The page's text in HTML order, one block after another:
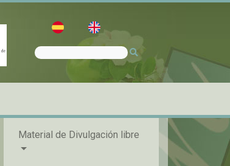
Material de Divulgación libre